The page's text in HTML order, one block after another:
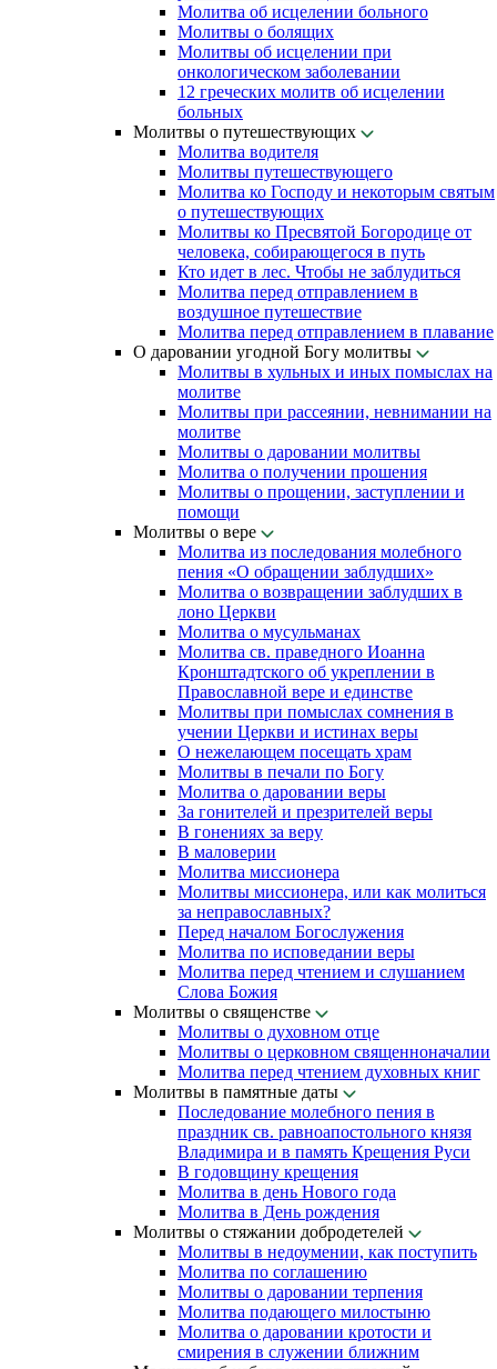
Молитва об исцелении больного
Молитвы о болящих
Молитвы об исцелении при
онкологическом заболевании
12 греческих молитв об исцелении
больных
Молитвы о путешествующих
Молитва водителя
Молитвы путешествующего
Молитва ко Господу и некоторым святым
о путешествующих
Молитвы ко Пресвятой Богородице от
человека, собирающегося в путь
Кто идет в лес. Чтобы не заблудиться
Молитва перед отправлением в
воздушное путешествие
Молитва перед отправлением в плавание
О даровании угодной Богу молитвы
Молитвы в хульных и иных помыслах на
молитве
Молитвы при рассеянии, невнимании на
молитве
Молитвы о даровании молитвы
Молитва о получении прошения
Молитвы о прощении, заступлении и
помощи
Молитвы о вере
Молитва из последования молебного
пения «О обращении заблудших»
Молитва о возвращении заблудших в
лоно Церкви
Молитва о мусульманах
Молитва св. праведного Иоанна
Кронштадтского об укреплении в
Православной вере и единстве
Молитвы при помыслах сомнения в
учении Церкви и истинах веры
О нежелающем посещать храм
Молитвы в печали по Богу
Молитва о даровании веры
За гонителей и презрителей веры
В гонениях за веру
В маловерии
Молитва миссионера
Молитвы миссионера, или как молиться
за неправославных?
Перед началом Богослужения
Молитва по исповедании веры
Молитва перед чтением и слушанием
Слова Божия
Молитвы о священстве
Молитвы о духовном отце
Молитвы о церковном священноначалии
Молитва перед чтением духовных книг
Молитвы в памятные даты
Последование молебного пения в
праздник св. равноапостольного князя
Владимира и в память Крещения Руси
В годовщину крещения
Молитва в день Нового года
Молитва в День рождения
Молитвы о стяжании добродетелей
Молитвы в недоумении, как поступить
Молитва по соглашению
Молитвы о даровании терпения
Молитва подающего милостыню
Молитва о даровании кротости и
смирения в служении ближним